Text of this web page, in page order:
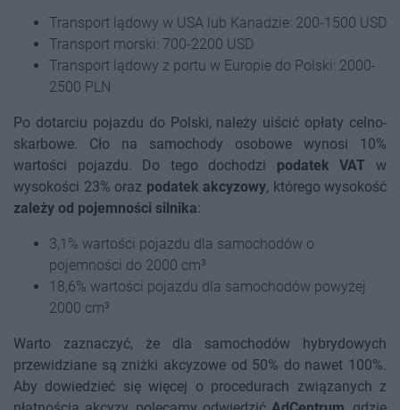
Transport lądowy w USA lub Kanadzie: 200-1500 USD
Transport morski: 700-2200 USD
Transport lądowy z portu w Europie do Polski: 2000-
2500 PLN
Po dotarciu pojazdu do Polski, należy uiścić opłaty celno-
skarbowe. Cło na samochody osobowe wynosi 10%
wartości pojazdu. Do tego dochodzi podatek VAT w
wysokości 23% oraz podatek akcyzowy, którego wysokość
zależy od pojemności silnika:
3,1% wartości pojazdu dla samochodów o
pojemności do 2000 cm³
18,6% wartości pojazdu dla samochodów powyżej
2000 cm³
Warto zaznaczyć, że dla samochodów hybrydowych
przewidziane są zniżki akcyzowe od 50% do nawet 100%.
Aby dowiedzieć się więcej o procedurach związanych z